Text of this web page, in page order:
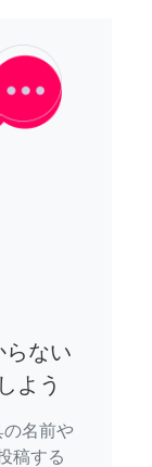
らない
よう
名前や
稿する